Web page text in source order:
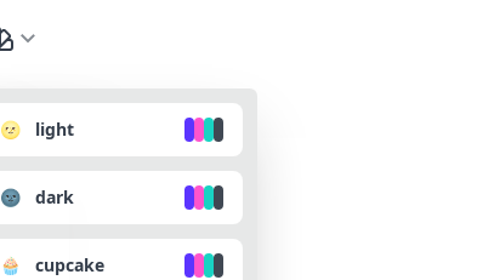
🌝 light
🌚 dark
🧁 cupcake